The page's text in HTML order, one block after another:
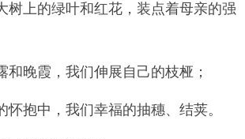
树上的绿叶和红花，装点着母亲的强
和晚霞，我们伸展自己的枝桠；
怀抱中，我们幸福的抽穗、结荚。